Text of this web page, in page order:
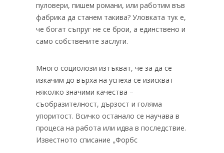
пуловери, пишем романи, или работим във
фабрика да станем такива? Уловката тук е,
че богат съпруг не се брои, а единствено и
само собствените заслуги.
Много социолози изтъкват, че за да се
изкачим до върха на успеха се изискват
няколко значими качества –
съобразителност, дързост и голяма
упоритост. Всичко останало се научава в
процеса на работа или идва в последствие.
Известното списание „Форбс